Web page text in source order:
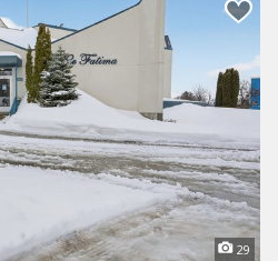
29